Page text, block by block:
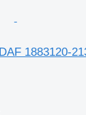
1883120-